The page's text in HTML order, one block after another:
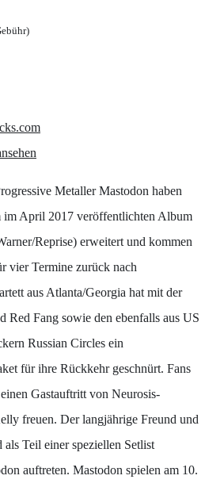
Metaller Mastodon haben
im April 2017 veröffentlichten Album
Reprise) erweitert und kommen
vier Termine zurück nach
aus Atlanta/Georgia hat mit der
Red Fang sowie den ebenfalls aus US
Russian Circles ein
für ihre Rückkehr geschnürt. Fans
Gastauftritt von Neurosis-
freuen. Der langjährige Freund und
Teil einer speziellen Setlist
auftreten. Mastodon spielen am 10.